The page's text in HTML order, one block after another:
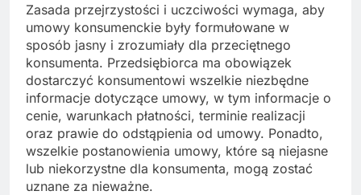
Zasada przejrzystości i uczciwości wymaga, aby
umowy konsumenckie były formułowane w
sposób jasny i zrozumiały dla przeciętnego
konsumenta. Przedsiębiorca ma obowiązek
dostarczyć konsumentowi wszelkie niezbędne
informacje dotyczące umowy, w tym informacje o
cenie, warunkach płatności, terminie realizacji
oraz prawie do odstąpienia od umowy. Ponadto,
wszelkie postanowienia umowy, które są niejasne
lub niekorzystne dla konsumenta, mogą zostać
uznane za nieważne.